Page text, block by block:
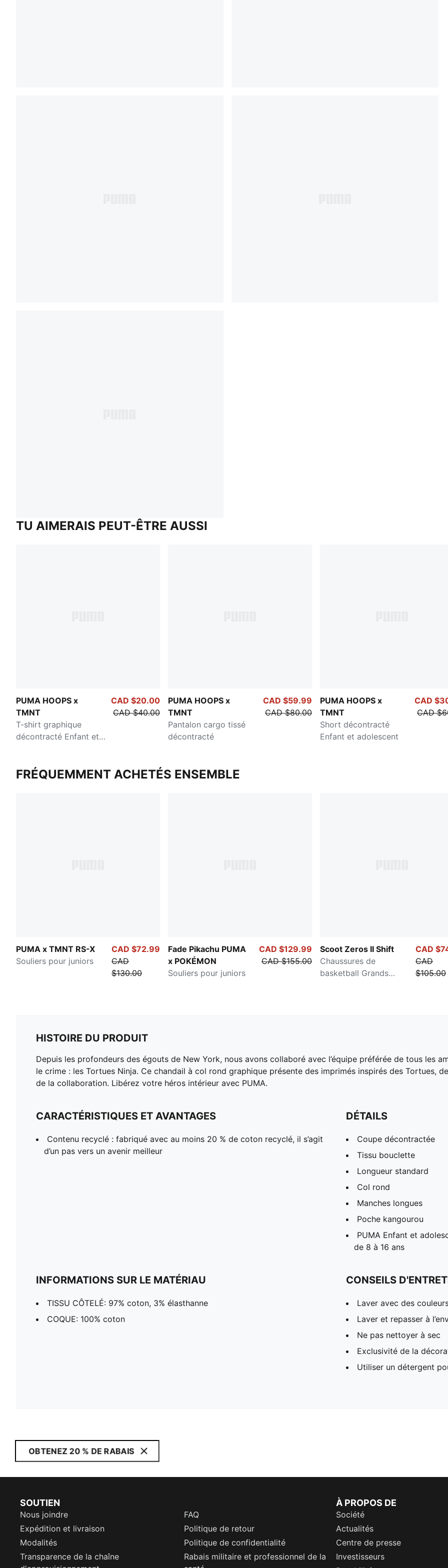
TU AIMERAIS PEUT-ÊTRE AUSSI
PUMA HOOPS x
TMNT
T-shirt graphique
décontracté Enfant et
CAD $20.00
CAD $40.00
PUMA HOOPS x
TMNT
Pantalon cargo tissé
décontracté
CAD $59.99
CAD $80.00
PUMA HOOPS x
TMNT
Short décontracté
Enfant et adolescent
CAD
CAD
FRÉQUEMMENT ACHETÉS ENSEMBLE
PUMA x TMNT RS-X
Souliers pour juniors
CAD $72.99
CAD
$130.00
Fade Pikachu PUMA
x POKÉMON
Souliers pour juniors
CAD $129.99
CAD $155.00
Scoot Zeros II Shift
Chaussures de
basketball Grands
CAD
CAD
$105.00
HISTOIRE DU PRODUIT
Depuis les profondeurs des égouts de New York, nous avons collaboré avec l’équipe préférée de tous les
le crime : les Tortues Ninja. Ce chandail à col rond graphique présente des imprimés inspirés des Tortues,
de la collaboration. Libérez votre héros intérieur avec PUMA.
CARACTÉRISTIQUES ET AVANTAGES
Contenu recyclé : fabriqué avec au moins 20 % de coton recyclé, il s’agit
d’un pas vers un avenir meilleur
DÉTAILS
Coupe décontractée
Tissu bouclette
Longueur standard
Col rond
Manches longues
Poche kangourou
PUMA Enfant et
de 8 à 16 ans
INFORMATIONS SUR LE MATÉRIAU
TISSU CÔTELÉ: 97% coton, 3% élasthanne
COQUE: 100% coton
CONSEILS
Laver avec des
Laver et repasser à
Ne pas nettoyer à sec
Exclusivité de la
Utiliser un détergent
OBTENEZ 20 % DE RABAIS
SOUTIEN
Nous joindre
FAQ
Expédition et livraison
Politique de retour
Modalités
Politique de confidentialité
Transparence de la chaîne
Rabais militaire et professionnel de la
À PROPOS DE
Société
Actualités
Centre de presse
Investisseurs